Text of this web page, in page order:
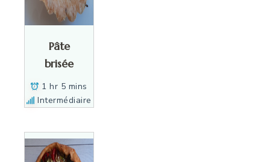
Pâte
brisée
1 hr 5 mins
Intermédiaire